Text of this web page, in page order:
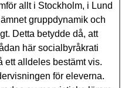
allt i Stockholm, i Lund
gruppdynamik och
Detta betydde då, att
här socialbyråkrati
ett alldeles bestämt vis.
för eleverna.